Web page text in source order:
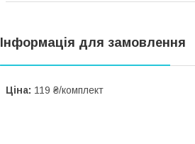
Інформація для замовлення
Ціна: 119 ₴/комплект